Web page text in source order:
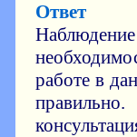
Ответ
работе в